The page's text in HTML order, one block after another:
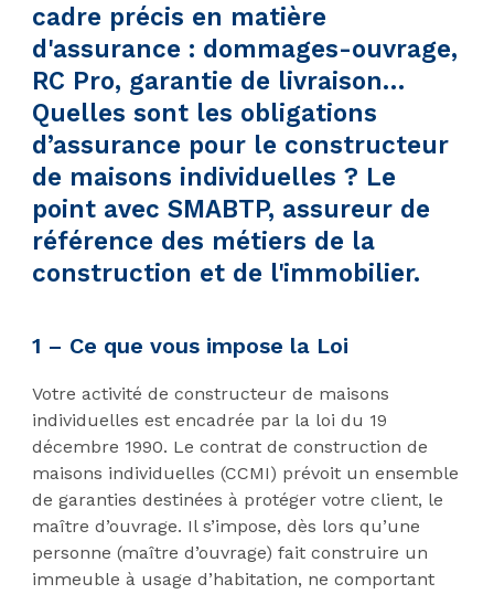
cadre précis en matière
d'assurance : dommages-ouvrage,
RC Pro, garantie de livraison…
Quelles sont les obligations
d’assurance pour le constructeur
de maisons individuelles ? Le
point avec SMABTP, assureur de
référence des métiers de la
construction et de l'immobilier.
1 – Ce que vous impose la Loi
Votre activité de constructeur de maisons
individuelles est encadrée par la loi du 19
décembre 1990. Le contrat de construction de
maisons individuelles (CCMI) prévoit un ensemble
de garanties destinées à protéger votre client, le
maître d’ouvrage. Il s’impose, dès lors qu’une
personne (maître d’ouvrage) fait construire un
immeuble à usage d’habitation, ne comportant